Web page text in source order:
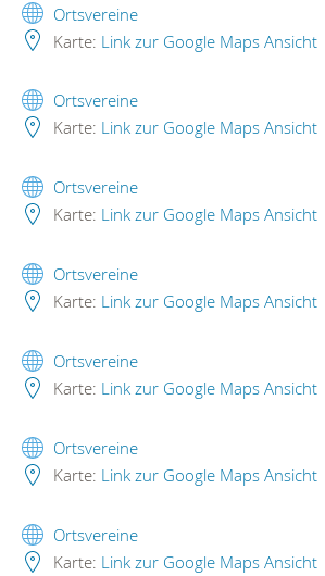
Ortsvereine
Karte: Link zur Google Maps Ansicht
Ortsvereine
Karte: Link zur Google Maps Ansicht
Ortsvereine
Karte: Link zur Google Maps Ansicht
Ortsvereine
Karte: Link zur Google Maps Ansicht
Ortsvereine
Karte: Link zur Google Maps Ansicht
Ortsvereine
Karte: Link zur Google Maps Ansicht
Ortsvereine
Karte: Link zur Google Maps Ansicht